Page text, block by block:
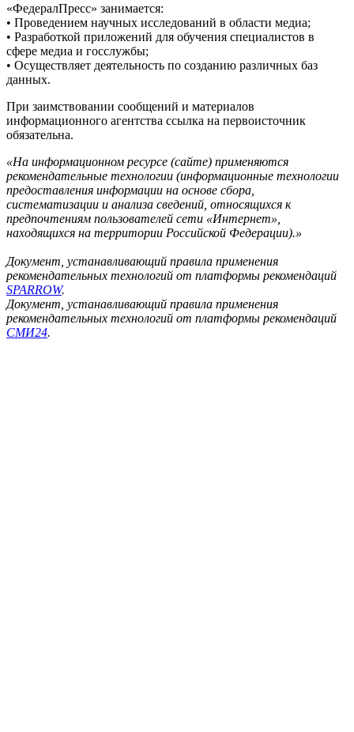
«ФедералПресс» занимается:
• Проведением научных исследований в области медиа;
• Разработкой приложений для обучения специалистов в
сфере медиа и госслужбы;
• Осуществляет деятельность по созданию различных баз
данных.
При заимствовании сообщений и материалов
информационного агентства ссылка на первоисточник
обязательна.
«На информационном ресурсе (сайте) применяются
рекомендательные технологии (информационные технологии
предоставления информации на основе сбора,
систематизации и анализа сведений, относящихся к
предпочтениям пользователей сети «Интернет»,
находящихся на территории Российской Федерации).»
Документ, устанавливающий правила применения
рекомендательных технологий от платформы рекомендаций
SPARROW.
Документ, устанавливающий правила применения
рекомендательных технологий от платформы рекомендаций
СМИ24.